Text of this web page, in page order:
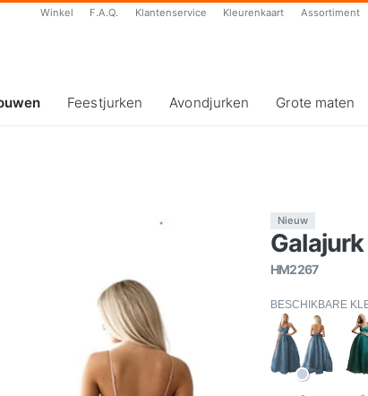
Winkel F.A.Q. Klantenservice Kleurenkaart Assortiment
Feestjurken Avondjurken Grote maten
Nieuw
HM2267
BESCHIKBARE